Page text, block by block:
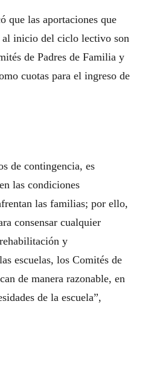
que las aportaciones que
al inicio del ciclo lectivo son
de Padres de Familia y
cuotas para el ingreso de
de contingencia, es
las condiciones
las familias; por ello,
consensar cualquier
y
escuelas, los Comités de
de manera razonable, en
de la escuela”,